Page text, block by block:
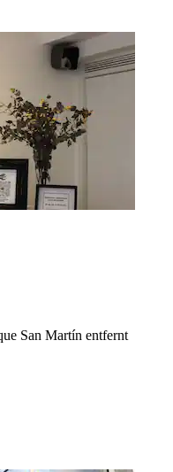
San Martín entfernt